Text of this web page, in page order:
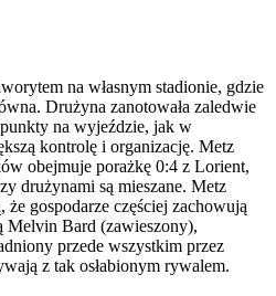
na własnym stadionie, gdzie
Drużyna zanotowała zaledwie
na wyjeździe, jak w
kontrolę i organizację. Metz
obejmuje porażkę 0:4 z Lorient,
drużynami są mieszane. Metz
gospodarze częściej zachowują
Melvin Bard (zawieszony),
przede wszystkim przez
z tak osłabionym rywalem.